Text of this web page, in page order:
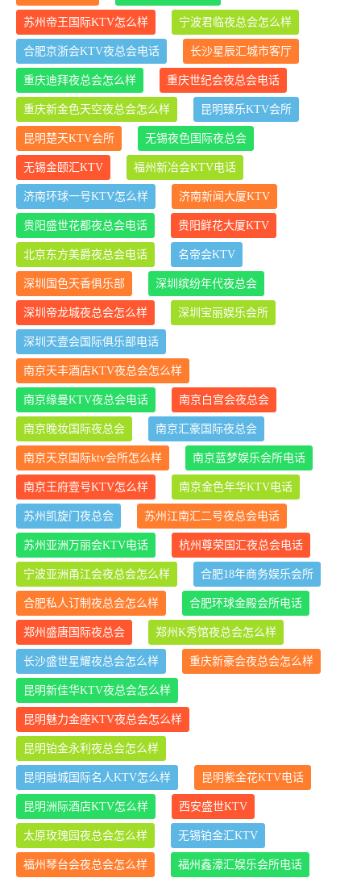
苏州帝王国际KTV怎么样 宁波君临夜总会怎么样
合肥京浙会KTV夜总会电话 长沙星辰汇城市客厅
重庆迪拜夜总会怎么样 重庆世纪会夜总会电话
重庆新金色天空夜总会怎么样 昆明臻乐KTV会所
昆明楚天KTV会所 无锡夜色国际夜总会
无锡金颐汇KTV 福州新冶会KTV电话
济南环球一号KTV怎么样 济南新闻大厦KTV
贵阳盛世花都夜总会电话 贵阳鲜花大厦KTV
北京东方美爵夜总会电话 名帝会KTV
深圳国色天香俱乐部 深圳缤纷年代夜总会
深圳帝龙城夜总会怎么样 深圳宝丽娱乐会所
深圳天壹会国际俱乐部电话
南京天丰酒店KTV夜总会怎么样
南京缘曼KTV夜总会电话 南京白宫会夜总会
南京晚妆国际夜总会 南京汇豪国际夜总会
南京天京国际ktv会所怎么样 南京蓝梦娱乐会所电话
南京王府壹号KTV怎么样 南京金色年华KTV电话
苏州凯旋门夜总会 苏州江南汇二号夜总会电话
苏州亚洲万丽会KTV电话 杭州尊荣国汇夜总会电话
宁波亚洲甬江会夜总会怎么样 合肥18年商务娱乐会所
合肥私人订制夜总会怎么样 合肥环球金殿会所电话
郑州盛唐国际夜总会 郑州K秀馆夜总会怎么样
长沙盛世星耀夜总会怎么样 重庆新豪会夜总会怎么样
昆明新佳华KTV夜总会怎么样
昆明魅力金座KTV夜总会怎么样
昆明铂金永利夜总会怎么样
昆明融城国际名人KTV怎么样 昆明紫金花KTV电话
昆明洲际酒店KTV怎么样 西安盛世KTV
太原玫瑰园夜总会怎么样 无锡铂金汇KTV
福州琴台会夜总会怎么样 福州鑫濠汇娱乐会所电话